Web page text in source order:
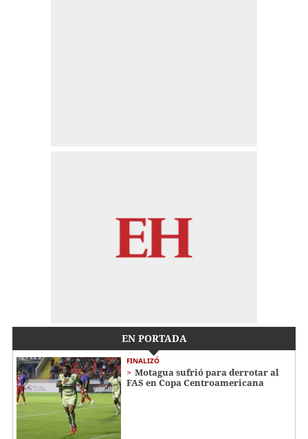
EN PORTADA
FINALIZÓ
Motagua sufrió para derrotar al
FAS en Copa Centroamericana